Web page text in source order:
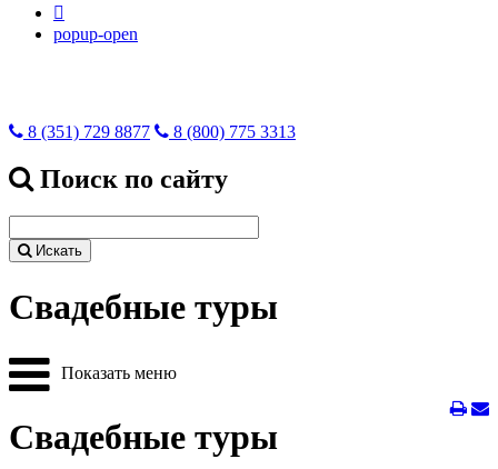

popup-open
8 (351) 729 8877 8 (800) 775 3313
Поиск по сайту
Искать
Свадебные туры
Показать меню
Свадебные туры